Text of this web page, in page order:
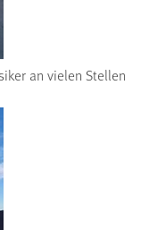
an vielen Stellen